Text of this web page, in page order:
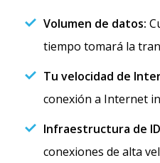
Volumen de datos:
tiempo tomará la
Tu velocidad de
conexión a Internet
Infraestructura de
conexiones de alta